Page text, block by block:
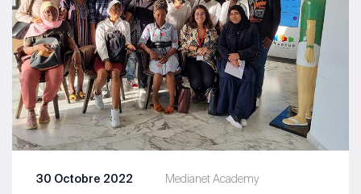
Medianet Academy
30 Octobre 2022